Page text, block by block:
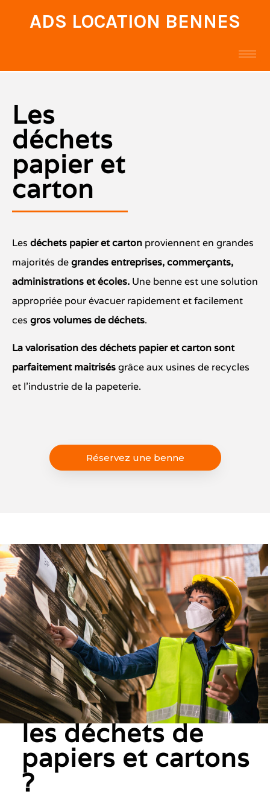
ADS LOCATION BENNES
Les
déchets
papier et
carton
Les déchets papieretcarton proviennent en grandes
majorités degrandes entreprises, commerçants,
administrations et écoles. Une benne est une solution
appropriée pour évacuer rapidement et facilement
ces gros volumes de déchets.
Lavalorisationdes déchets papier et carton sont
parfaitement maitrisésgrâce aux usines de recycles
et l’industrie de la papeterie.
Réservez une benne
D’où proviennent
les déchets de
papiers et cartons
?